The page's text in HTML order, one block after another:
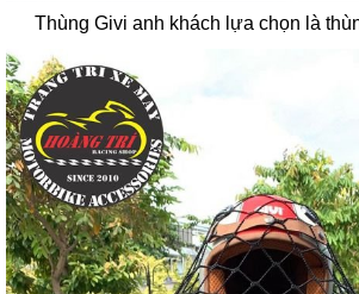
Thùng Givi anh khách lựa chọn là